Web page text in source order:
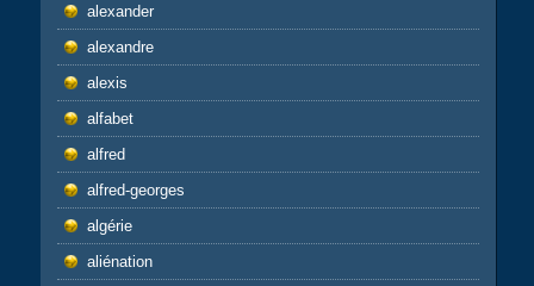
alexander
alexandre
alexis
alfabet
alfred
alfred-georges
algérie
aliénation